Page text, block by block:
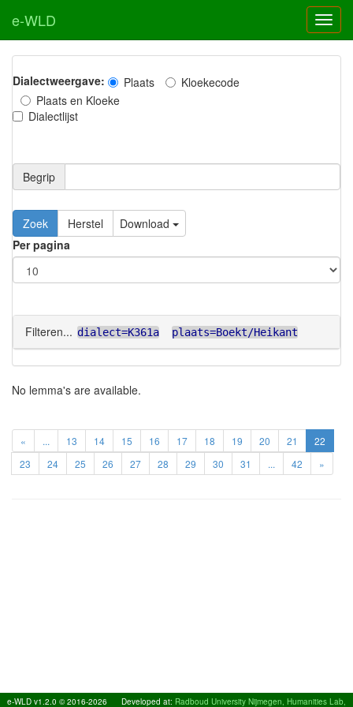
e-WLD
Dialectweergave: Plaats
Kloekecode
Plaats en Kloeke
Dialectlijst
Begrip
Zoek Herstel
Download
Per pagina
Filteren... dialect=K361a plaats=Boekt/Heikant
No lemma's are available.
« ... 13 14 15 16 17 18 19 20 21
22
23
24 25 26 27 28 29 30 31 ... 42 »
e-WLD v1.2.0 © 2016-2026 Developed at: Radboud University Nijmegen, Humanities Lab,